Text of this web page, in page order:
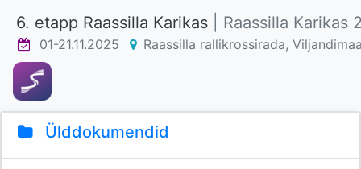
6. etapp Raassilla Karikas | Raassilla Karikas
01-21.11.2025 Raassilla rallikrossirada,
Ülddokumendid